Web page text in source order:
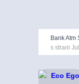
Bank Atm
s strani